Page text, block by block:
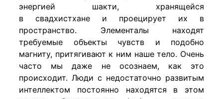
энергией шакти, хранящейся
в свадхистхане и проецирует их в
пространство. Элементалы находят
требуемые объекты чувств и подобно
магниту, притягивают к ним наше тело. Очень
часто мы даже не осознаем, как это
происходит. Люди с недостаточно развитым
интеллектом постоянно находятся в этом